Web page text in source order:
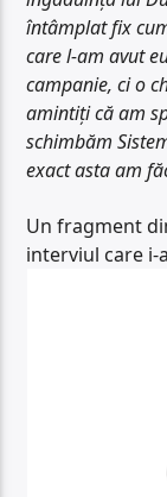
întâmplat fix
care l-am avut
campanie, ci o
amintiți că am
schimbăm
exact asta am
Un fragment
interviul care i-